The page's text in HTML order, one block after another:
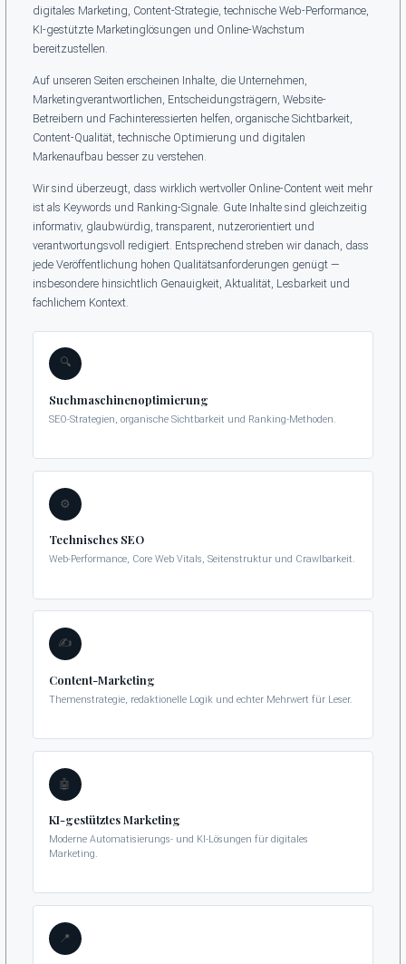
digitales Marketing, Content-Strategie, technische Web-Performance,
KI-gestützte Marketinglösungen und Online-Wachstum
bereitzustellen.
Auf unseren Seiten erscheinen Inhalte, die Unternehmen,
Marketingverantwortlichen, Entscheidungsträgern, Website-
Betreibern und Fachinteressierten helfen, organische Sichtbarkeit,
Content-Qualität, technische Optimierung und digitalen
Markenaufbau besser zu verstehen.
Wir sind überzeugt, dass wirklich wertvoller Online-Content weit mehr
ist als Keywords und Ranking-Signale. Gute Inhalte sind gleichzeitig
informativ, glaubwürdig, transparent, nutzerorientiert und
verantwortungsvoll redigiert. Entsprechend streben wir danach, dass
jede Veröffentlichung hohen Qualitätsanforderungen genügt —
insbesondere hinsichtlich Genauigkeit, Aktualität, Lesbarkeit und
fachlichem Kontext.
🔍
Suchmaschinenoptimierung
SEO-Strategien, organische Sichtbarkeit und Ranking-Methoden.
⚙️
Technisches SEO
Web-Performance, Core Web Vitals, Seitenstruktur und Crawlbarkeit.
✍️
Content-Marketing
Themenstrategie, redaktionelle Logik und echter Mehrwert für Leser.
🤖
KI-gestütztes Marketing
Moderne Automatisierungs- und KI-Lösungen für digitales
Marketing.
📍